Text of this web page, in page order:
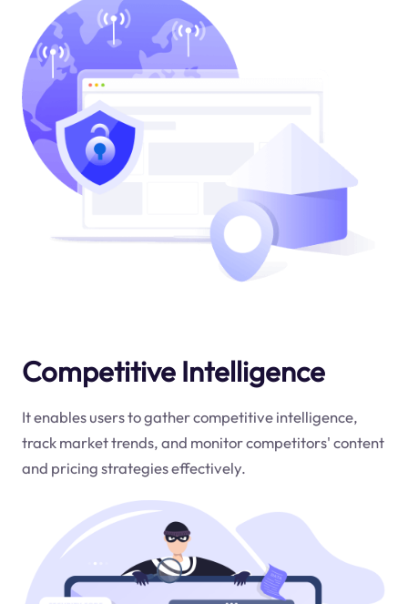
Competitive Intelligence
It enables users to gather competitive intelligence,
track market trends, and monitor competitors' content
and pricing strategies effectively.